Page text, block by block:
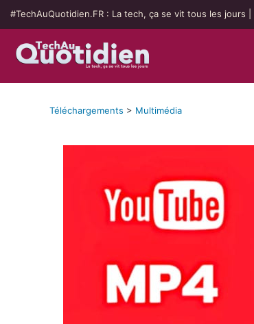
#TechAuQuotidien.FR : La tech, ça se vit tous les jours |
Téléchargements > Multimédia